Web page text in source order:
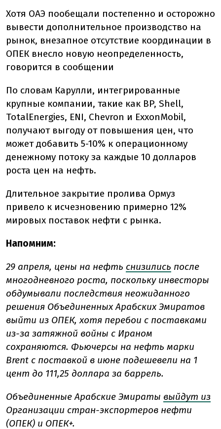
Хотя ОАЭ пообещали постепенно и осторожно
вывести дополнительное производство на
рынок, внезапное отсутствие координации в
ОПЕК внесло новую неопределенность,
говорится в сообщении
По словам Карулли, интегрированные
крупные компании, такие как BP, Shell,
TotalEnergies, ENI, Chevron и ExxonMobil,
получают выгоду от повышения цен, что
может добавить 5-10% к операционному
денежному потоку за каждые 10 долларов
роста цен на нефть.
Длительное закрытие пролива Ормуз
привело к исчезновению примерно 12%
мировых поставок нефти с рынка.
Напомним:
29 апреля, цены на нефть снизились после
многодневного роста, поскольку инвесторы
обдумывали последствия неожиданного
решения Объединенных Арабских Эмиратов
выйти из ОПЕК, хотя перебои с поставками
из-за затяжной войны с Ираном
сохраняются. Фьючерсы на нефть марки
Brent с поставкой в июне подешевели на 1
цент до 111,25 доллара за баррель.
Объединенные Арабские Эмираты выйдут из
Организации стран-экспортеров нефти
(ОПЕК) и ОПЕК+.